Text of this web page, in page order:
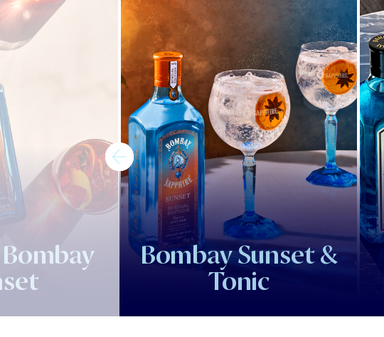
Bombay Sunset &
Tonic